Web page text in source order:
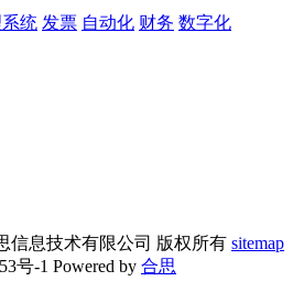
统 发票 自动化 财务 数字化
信息技术有限公司 版权所有 sitemap
号-1 Powered by 合思